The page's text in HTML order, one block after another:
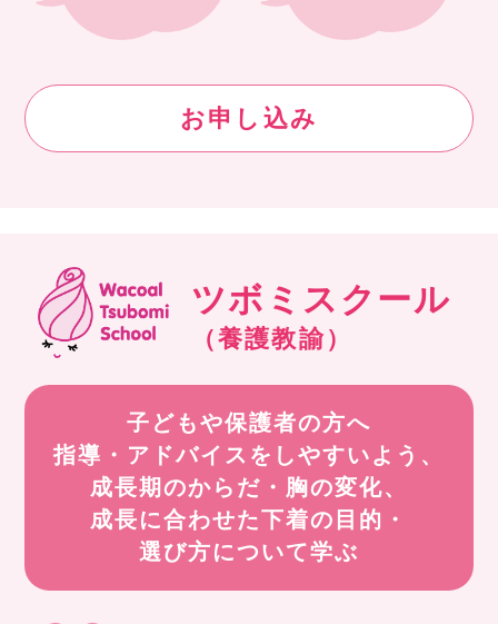
お申し込み
ツボミスクール
（養護教諭）
子どもや保護者の方へ
指導・アドバイスをしやすいよう、
成長期のからだ・胸の変化、
成長に合わせた下着の目的・
選び方について学ぶ